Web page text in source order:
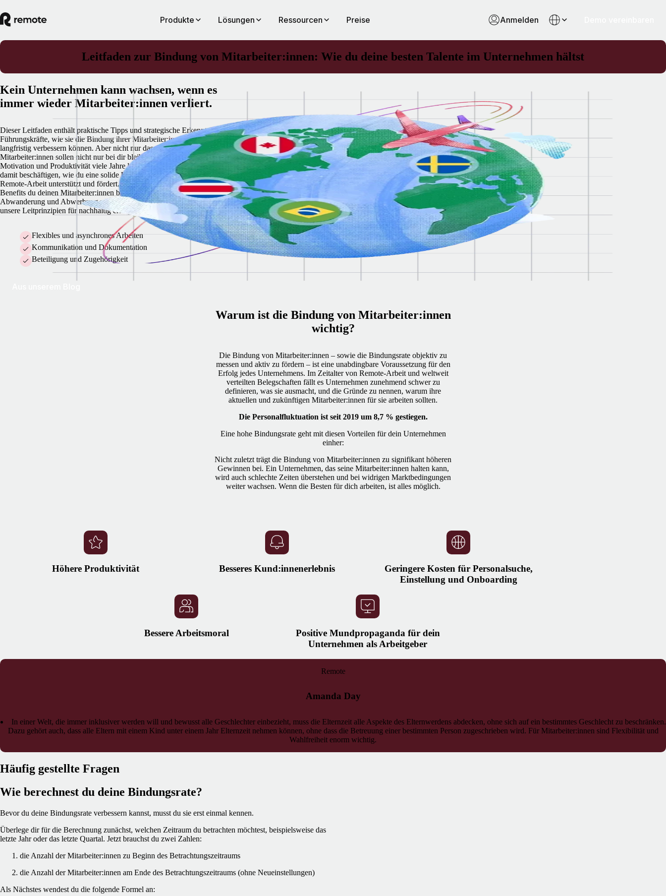
Produkte Lösungen Ressourcen Preise Anmelden
Leitfaden zur Bindung von Mitarbeiter:innen: Wie du deine besten Talente im Unternehmen hältst
Kein Unternehmen kann wachsen, wenn es
immer wieder Mitarbeiter:innen verliert.
Dieser Leitfaden enthält praktische Tipps und strategische Erkenntnisse für
Führungskräfte, wie sie die Bindung ihrer Mitarbeiter:innen spürbar und
langfristig verbessern können. Aber nicht nur das: Deine besten
Mitarbeiter:innen sollen nicht nur bei dir bleiben, sondern sich ihre
Motivation und Produktivität viele Jahre lang bewahren. Wir werden uns
damit beschäftigen, wie du eine solide Unternehmenskultur etablierst, die
Remote-Arbeit unterstützt und fördert. Du erfährst, welche attraktiven
Benefits du deinen Mitarbeiter:innen bieten kannst, um dich vor
Abwanderung und Abwerbung zu schützen. Außerdem stellen wir dir
unsere Leitprinzipien für nachhaltig erfolgreiche Remote-Teams vor:
Flexibles und asynchrones Arbeiten
Kommunikation und Dokumentation
Beteiligung und Zugehörigkeit
Warum ist die Bindung von Mitarbeiter:innen
wichtig?
Die Bindung von Mitarbeiter:innen – sowie die Bindungsrate objektiv zu
messen und aktiv zu fördern – ist eine unabdingbare Voraussetzung für den
Erfolg jedes Unternehmens. Im Zeitalter von Remote-Arbeit und weltweit
verteilten Belegschaften fällt es Unternehmen zunehmend schwer zu
definieren, was sie ausmacht, und die Gründe zu nennen, warum ihre
aktuellen und zukünftigen Mitarbeiter:innen für sie arbeiten sollten.
Die Personalfluktuation ist seit 2019 um 8,7 % gestiegen.
Eine hohe Bindungsrate geht mit diesen Vorteilen für dein Unternehmen
einher:
Nicht zuletzt trägt die Bindung von Mitarbeiter:innen zu signifikant höheren
Gewinnen bei. Ein Unternehmen, das seine Mitarbeiter:innen halten kann,
wird auch schlechte Zeiten überstehen und bei widrigen Marktbedingungen
weiter wachsen. Wenn die Besten für dich arbeiten, ist alles möglich.
Höhere Produktivität Besseres Kund:innenerlebnis
Geringere Kosten für Personalsuche,
Einstellung und Onboarding
Bessere Arbeitsmoral
Positive Mundpropaganda für dein
Unternehmen als Arbeitgeber
Remote
Amanda Day
In einer Welt, die immer inklusiver werden will und bewusst alle Geschlechter einbezieht, muss die Elternzeit alle Aspekte des Elternwerdens abdecken, ohne sich auf ein bestimmtes Geschlecht zu beschränken.
Dazu gehört auch, dass alle Eltern mit einem Kind unter einem Jahr Elternzeit nehmen können, ohne dass die Betreuung einer bestimmten Person zugeschrieben wird. Für Mitarbeiter:innen sind Flexibilität und
Wahlfreiheit enorm wichtig.
Häufig gestellte Fragen
Wie berechnest du deine Bindungsrate?
Bevor du deine Bindungsrate verbessern kannst, musst du sie erst einmal kennen.
Überlege dir für die Berechnung zunächst, welchen Zeitraum du betrachten möchtest, beispielsweise das
letzte Jahr oder das letzte Quartal. Jetzt brauchst du zwei Zahlen:
die Anzahl der Mitarbeiter:innen zu Beginn des Betrachtungszeitraums
die Anzahl der Mitarbeiter:innen am Ende des Betrachtungszeitraums (ohne Neueinstellungen)
Als Nächstes wendest du die folgende Formel an: